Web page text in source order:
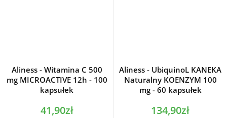
Aliness - Witamina C 500
mg MICROACTIVE 12h - 100
kapsułek
41,90zł
Aliness - UbiquinoL KANEKA
Naturalny KOENZYM 100
mg - 60 kapsułek
134,90zł